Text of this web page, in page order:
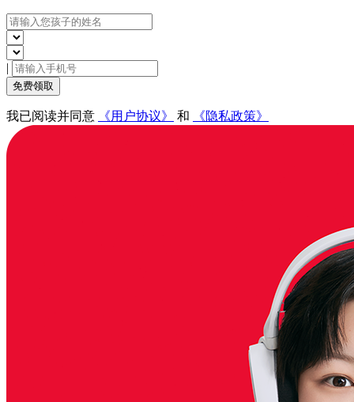
|
免费领取
我已阅读并同意 《用户协议》 和 《隐私政策》